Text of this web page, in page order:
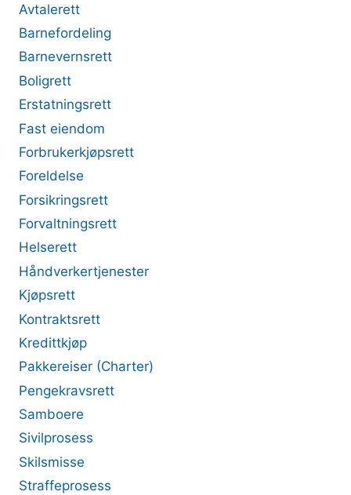
Avtalerett
Barnefordeling
Barnevernsrett
Boligrett
Erstatningsrett
Fast eiendom
Forbrukerkjøpsrett
Foreldelse
Forsikringsrett
Forvaltningsrett
Helserett
Håndverkertjenester
Kjøpsrett
Kontraktsrett
Kredittkjøp
Pakkereiser (Charter)
Pengekravsrett
Samboere
Sivilprosess
Skilsmisse
Straffeprosess